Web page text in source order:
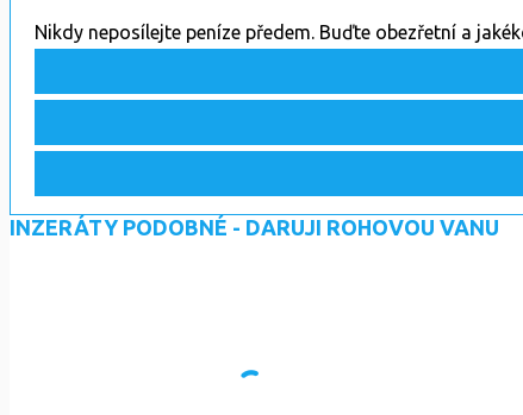
Nikdy neposílejte peníze předem. Buďte obezřetní a
INZERÁTY PODOBNÉ - DARUJI ROHOVOU VANU